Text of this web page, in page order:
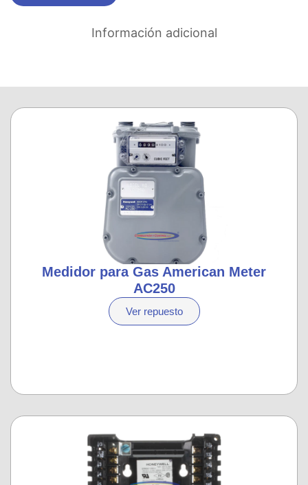
Información adicional
Medidor para Gas American Meter
AC250
Ver repuesto